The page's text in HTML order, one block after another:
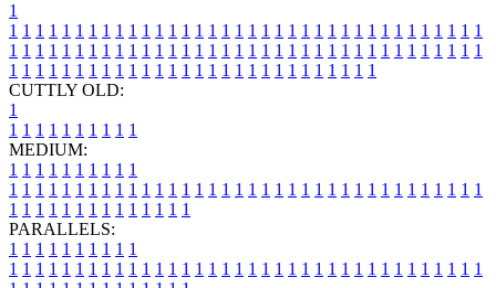
1
1 1 1 1 1 1 1 1 1 1 1 1 1 1 1 1 1 1 1 1 1 1 1 1 1 1 1 1 1 1 1 1 1 1 1 1
1 1 1 1 1 1 1 1 1 1 1 1 1 1 1 1 1 1 1 1 1 1 1 1 1 1 1 1 1 1 1 1 1 1 1 1
1 1 1 1 1 1 1 1 1 1 1 1 1 1 1 1 1 1 1 1 1 1 1 1 1 1 1 1
CUTTLY OLD:
1
1 1 1 1 1 1 1 1 1 1
MEDIUM:
1 1 1 1 1 1 1 1 1 1
1 1 1 1 1 1 1 1 1 1 1 1 1 1 1 1 1 1 1 1 1 1 1 1 1 1 1 1 1 1 1 1 1 1 1 1
1 1 1 1 1 1 1 1 1 1 1 1 1 1
PARALLELS:
1 1 1 1 1 1 1 1 1 1
1 1 1 1 1 1 1 1 1 1 1 1 1 1 1 1 1 1 1 1 1 1 1 1 1 1 1 1 1 1 1 1 1 1 1 1